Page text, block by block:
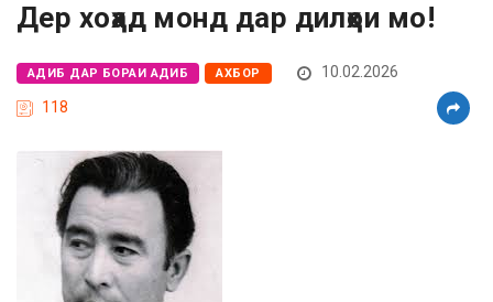
Дер хоҳад монд дар дилҳои мо!
АДИБ ДАР БОРАИ АДИБ АХБОР
10.02.2026
118